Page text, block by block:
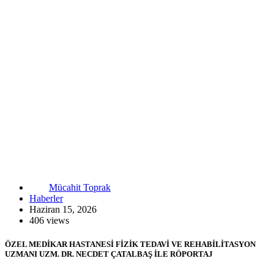
Mücahit Toprak
Haberler
Haziran 15, 2026
406 views
ÖZEL MEDİKAR HASTANESİ FİZİK TEDAVİ VE REHABİLİTASYON
UZMANI UZM. DR. NECDET ÇATALBAŞ İLE RÖPORTAJ